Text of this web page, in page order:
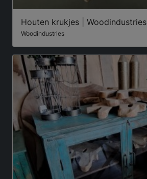
Houten krukjes | Woodindustries
Woodindustries